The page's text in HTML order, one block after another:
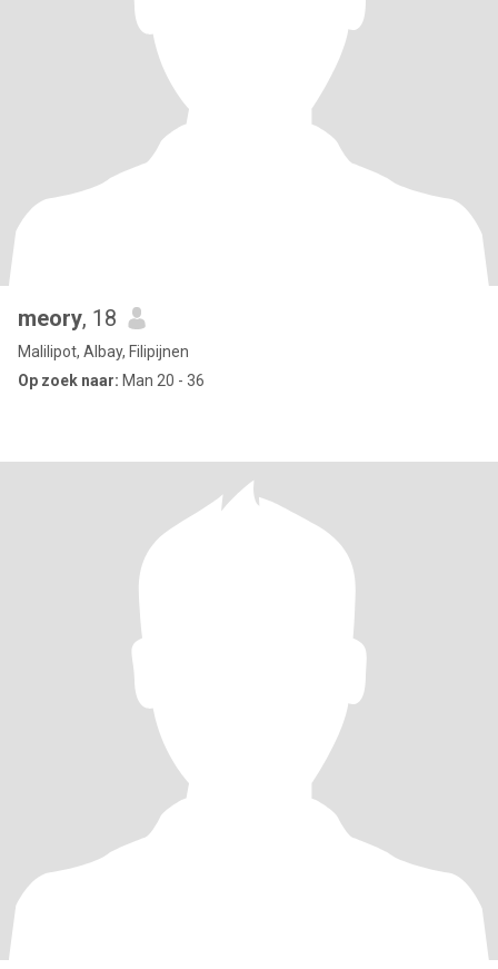
meory, 18
Malilipot, Albay, Filipijnen
Op zoek naar: Man 20 - 36